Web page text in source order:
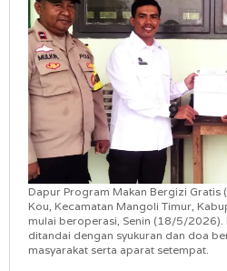
Pulau
Dapur Program Makan Bergizi Gratis
Kou, Kecamatan Mangoli Timur,
mulai beroperasi, Senin (18/5/2026).
ditandai dengan syukuran dan doa
masyarakat serta aparat setempat.